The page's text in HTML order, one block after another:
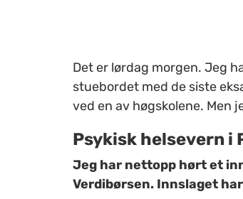
Det er lørdag morgen. Jeg
stuebordet med de siste
ved en av høgskolene. Men
Psykisk helsevern i
Jeg har nettopp hørt et
Verdibørsen. Innslaget